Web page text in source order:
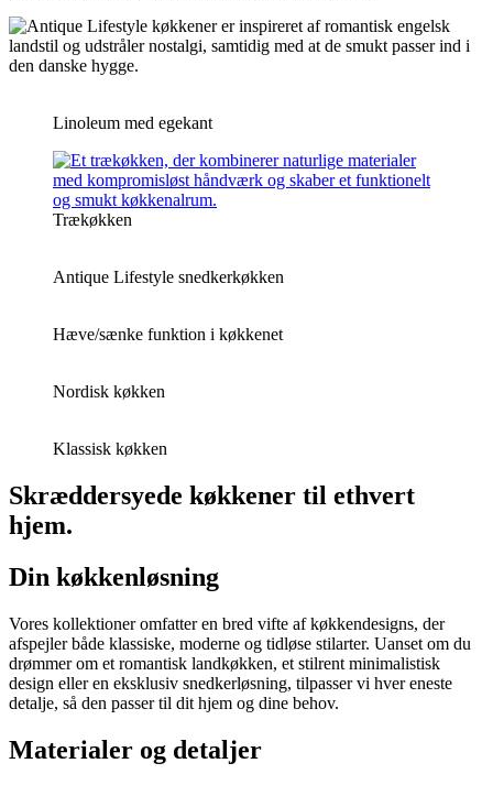
Linoleum med egekant
Trækøkken
Antique Lifestyle snedkerkøkken
Hæve/sænke funktion i køkkenet
Nordisk køkken
Klassisk køkken
Skræddersyede køkkener til ethvert
hjem.
Din køkkenløsning
Vores kollektioner omfatter en bred vifte af køkkendesigns, der
afspejler både klassiske, moderne og tidløse stilarter. Uanset om du
drømmer om et romantisk landkøkken, et stilrent minimalistisk
design eller en eksklusiv snedkerløsning, tilpasser vi hver eneste
detalje, så den passer til dit hjem og dine behov.
Materialer og detaljer